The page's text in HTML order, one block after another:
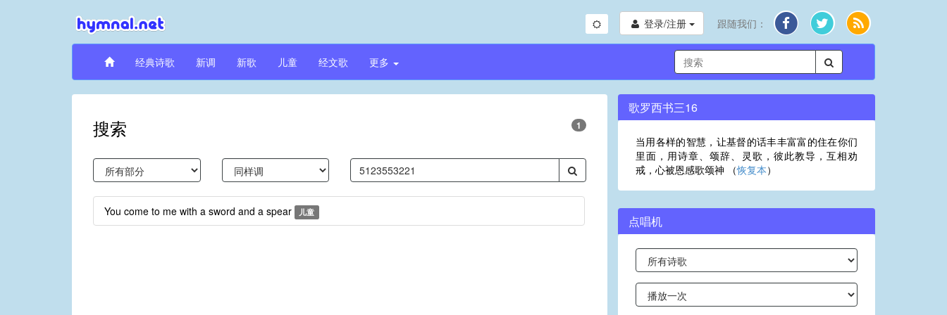
登录/注册 跟随我们：
经典诗歌 新调 新歌 儿童 经文歌 更多
搜索 1
You come to me with a sword and a spear 儿童
歌罗西书三16
当用各样的智慧，让基督的话丰丰富富的住在你们
里面，用诗章、颂辞、灵歌，彼此教导，互相劝
戒，心被恩感歌颂神 （恢复本）
点唱机